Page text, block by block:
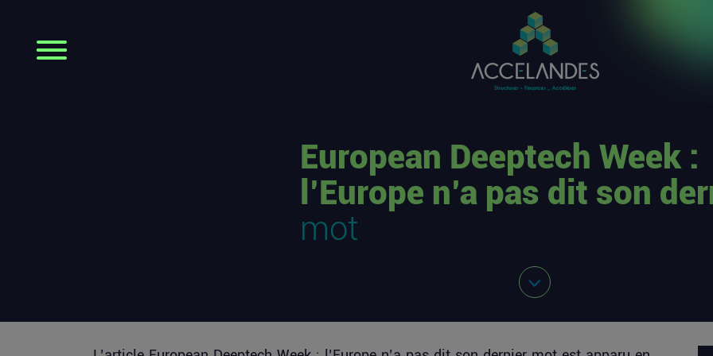
European Deeptech Week :
l’Europe n’a pas dit son
mot